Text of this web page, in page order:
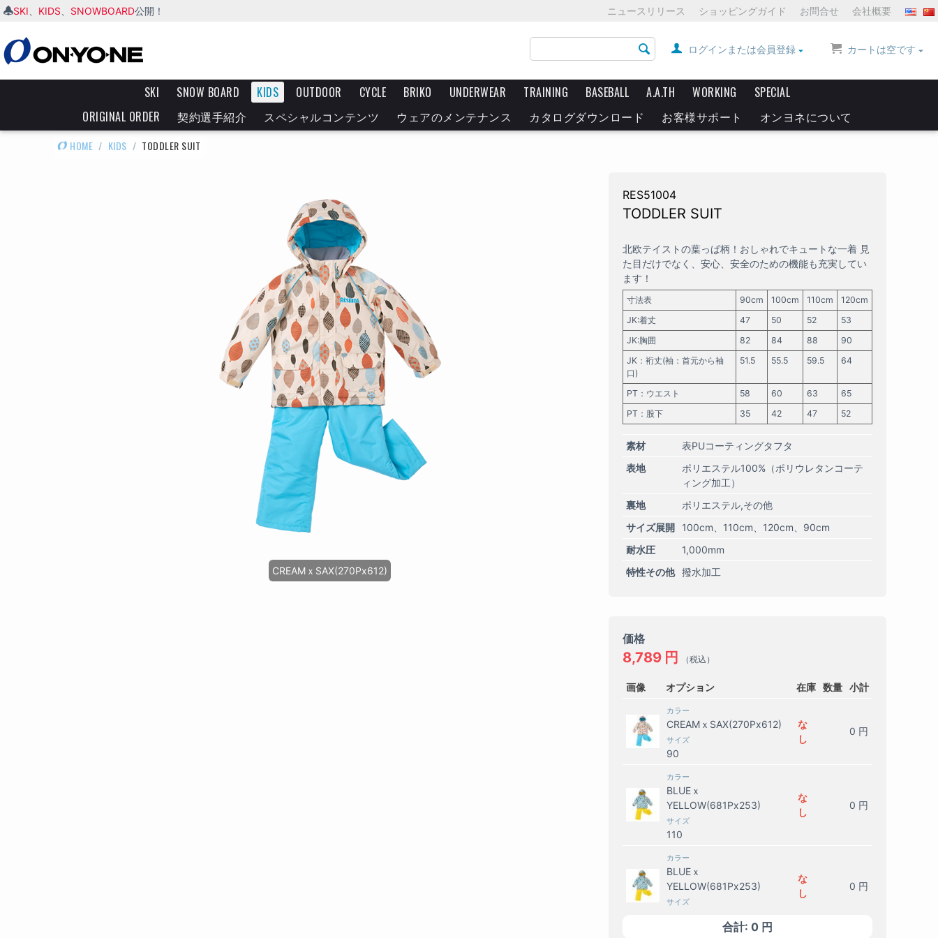
SKI KIDS SNOWBOARD公開！ ニュースリリース ショッピングガイド お問合せ 会社概要
カートは空です
ログインまたは会員登録
SKI SNOW BOARD KIDS OUTDOOR CYCLE BRIKO UNDERWEAR TRAINING BASEBALL A.A.TH WORKING
SPECIAL
ORIGINAL ORDER
契約選手紹介 スペシャルコンテンツ ウェアのメンテナンス カタログダウンロード お客様サポート オンヨネについて
HOME / KIDS / TODDLER SUIT
CREAMｘSAX(270Px612)
RES51004
TODDLER SUIT
北欧テイストの葉っぱ柄！おしゃれでキュートな一着 見
た目だけでなく、安心、安全のための機能も充実してい
ます！
寸法表 90cm 100cm 110cm
120cm
JK:着丈
47 50 52
53
JK:胸囲
82 84 88
90
JK：裄丈(袖：首元から袖
口)
51.5 55.5 59.5 64
PT：ウエスト 58 60 63
65
PT：股下
35 42 47 52
素材
表PUコーティングタフタ
表地
ポリエステル100%（ポリウレタンコーテ
ィング加工）
裏地
ポリエステル,その他
サイズ展開
100cm 110cm 120cm
90cm
耐水圧
1,000mm
特性その他 撥水加工
価格
8,789 円 （税込）
画像 オプション 在庫 数量 小計
カラー
CREAMｘSAX(270Px612)
サイズ
90
な
し
0 円
カラー
BLUEｘ
YELLOW(681Px253)
サイズ
110
な
し
0 円
カラー
BLUEｘ
YELLOW(681Px253)
サイズ
な
し
0 円
合計: 0 円